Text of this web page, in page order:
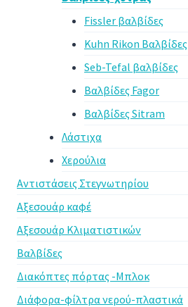
Fissler βαλβίδες
Kuhn Rikon Βαλβίδες
Seb-Tefal βαλβίδες
Βαλβίδες Fagor
Βαλβίδες Sitram
Λάστιχα
Χερούλια
Αντιστάσεις Στεγνωτηρίου
Αξεσουάρ καφέ
Αξεσουάρ Κλιματιστικών
Βαλβίδες
Διακόπτες πόρτας -Μπλοκ
Διάφορα-φίλτρα νερού-πλαστικά